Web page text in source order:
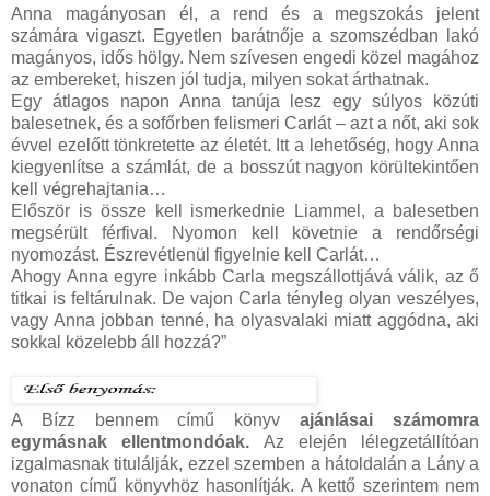
Anna magányosan él, a rend és a megszokás jelent
számára vigaszt. Egyetlen barátnője a szomszédban lakó
magányos, idős hölgy. Nem szívesen engedi közel magához
az embereket, hiszen jól tudja, milyen sokat árthatnak.
Egy átlagos napon Anna tanúja lesz egy súlyos közúti
balesetnek, és a sofőrben felismeri Carlát – azt a nőt, aki sok
évvel ezelőtt tönkretette az életét. Itt a lehetőség, hogy Anna
kiegyenlítse a számlát, de a bosszút nagyon körültekintően
kell végrehajtania…
Először is össze kell ismerkednie Liammel, a balesetben
megsérült férfival. Nyomon kell követnie a rendőrségi
nyomozást. Észrevétlenül figyelnie kell Carlát…
Ahogy Anna egyre inkább Carla megszállottjává válik, az ő
titkai is feltárulnak. De vajon Carla tényleg olyan veszélyes,
vagy Anna jobban tenné, ha olyasvalaki miatt aggódna, aki
sokkal közelebb áll hozzá?”
A Bízz bennem című könyvajánlásai számomra
egymásnak ellentmondóak. Az elején lélegzetállítóan
izgalmasnak titulálják, ezzel szemben a hátoldalán a Lány a
vonaton című könyvhöz hasonlítják. A kettő szerintem nem